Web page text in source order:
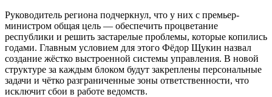
Руководитель региона подчеркнул, что у них с премьер-
министром общая цель — обеспечить процветание
республики и решить застарелые проблемы, которые копились
годами. Главным условием для этого Фёдор Щукин назвал
создание жёстко выстроенной системы управления. В новой
структуре за каждым блоком будут закреплены персональные
задачи и чётко разграниченные зоны ответственности, что
исключит сбои в работе ведомств.